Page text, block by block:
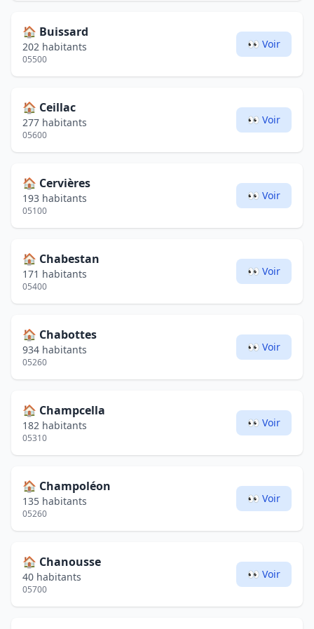
🏠 Buissard
202 habitants
05500
👀 Voir
🏠 Ceillac
277 habitants
05600
👀 Voir
🏠 Cervières
193 habitants
05100
👀 Voir
🏠 Chabestan
171 habitants
05400
👀 Voir
🏠 Chabottes
934 habitants
05260
👀 Voir
🏠 Champcella
182 habitants
05310
👀 Voir
🏠 Champoléon
135 habitants
05260
👀 Voir
🏠 Chanousse
40 habitants
05700
👀 Voir